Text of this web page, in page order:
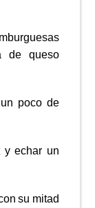
de queso
poco de
y echar un
su mitad